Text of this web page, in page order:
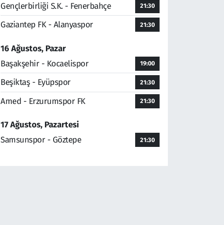
Gençlerbirliği S.K. - Fenerbahçe 21:30
Gaziantep FK - Alanyaspor 21:30
16 Ağustos, Pazar
Başakşehir - Kocaelispor
19:00
Beşiktaş - Eyüpspor 21:30
Amed - Erzurumspor FK 21:30
17 Ağustos, Pazartesi
Samsunspor - Göztepe
21:30